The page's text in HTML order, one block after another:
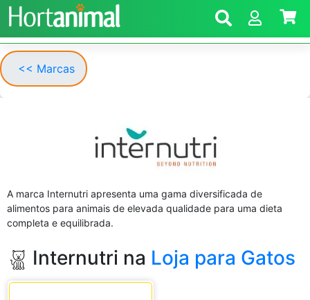
<< Marcas
A marca Internutri apresenta uma gama diversificada de
alimentos para animais de elevada qualidade para uma dieta
completa e equilibrada.
Internutri na Loja para Gatos